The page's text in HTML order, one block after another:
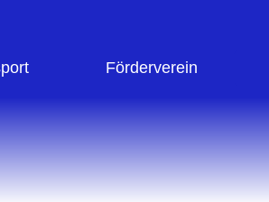
Förderverein